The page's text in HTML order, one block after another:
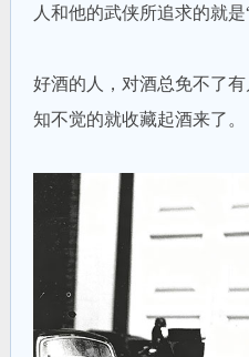
人和他的武侠所追求的就是
好酒的人，对酒总免不了
知不觉的就收藏起酒来了。